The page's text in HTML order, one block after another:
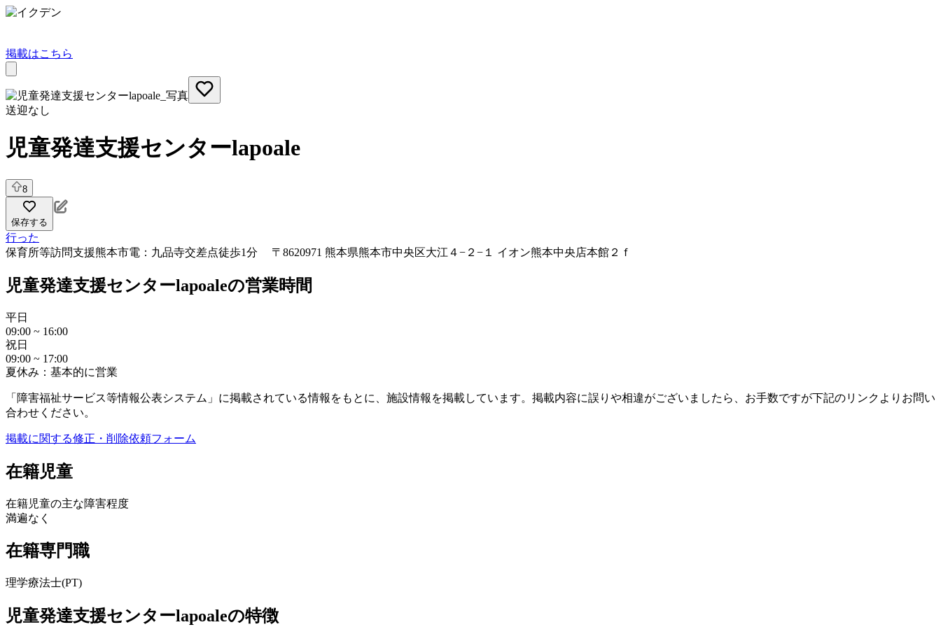
掲載はこちら
送迎なし
児童発達支援センターlapoale
8
保存する
行った
保育所等訪問支援熊本市電：九品寺交差点徒歩1分 〒8620971 熊本県熊本市中央区大江４−２−１ イオン熊本中央店本館２ｆ
児童発達支援センターlapoaleの営業時間
平日
09:00 ~ 16:00
祝日
09:00 ~ 17:00
夏休み：基本的に営業
「障害福祉サービス等情報公表システム」に掲載されている情報をもとに、施設情報を掲載しています。掲載内容に誤りや相違がございましたら、お手数ですが下記のリンクよりお問い
合わせください。
掲載に関する修正・削除依頼フォーム
在籍児童
在籍児童の主な障害程度
満遍なく
在籍専門職
理学療法士(PT)
児童発達支援センターlapoaleの特徴